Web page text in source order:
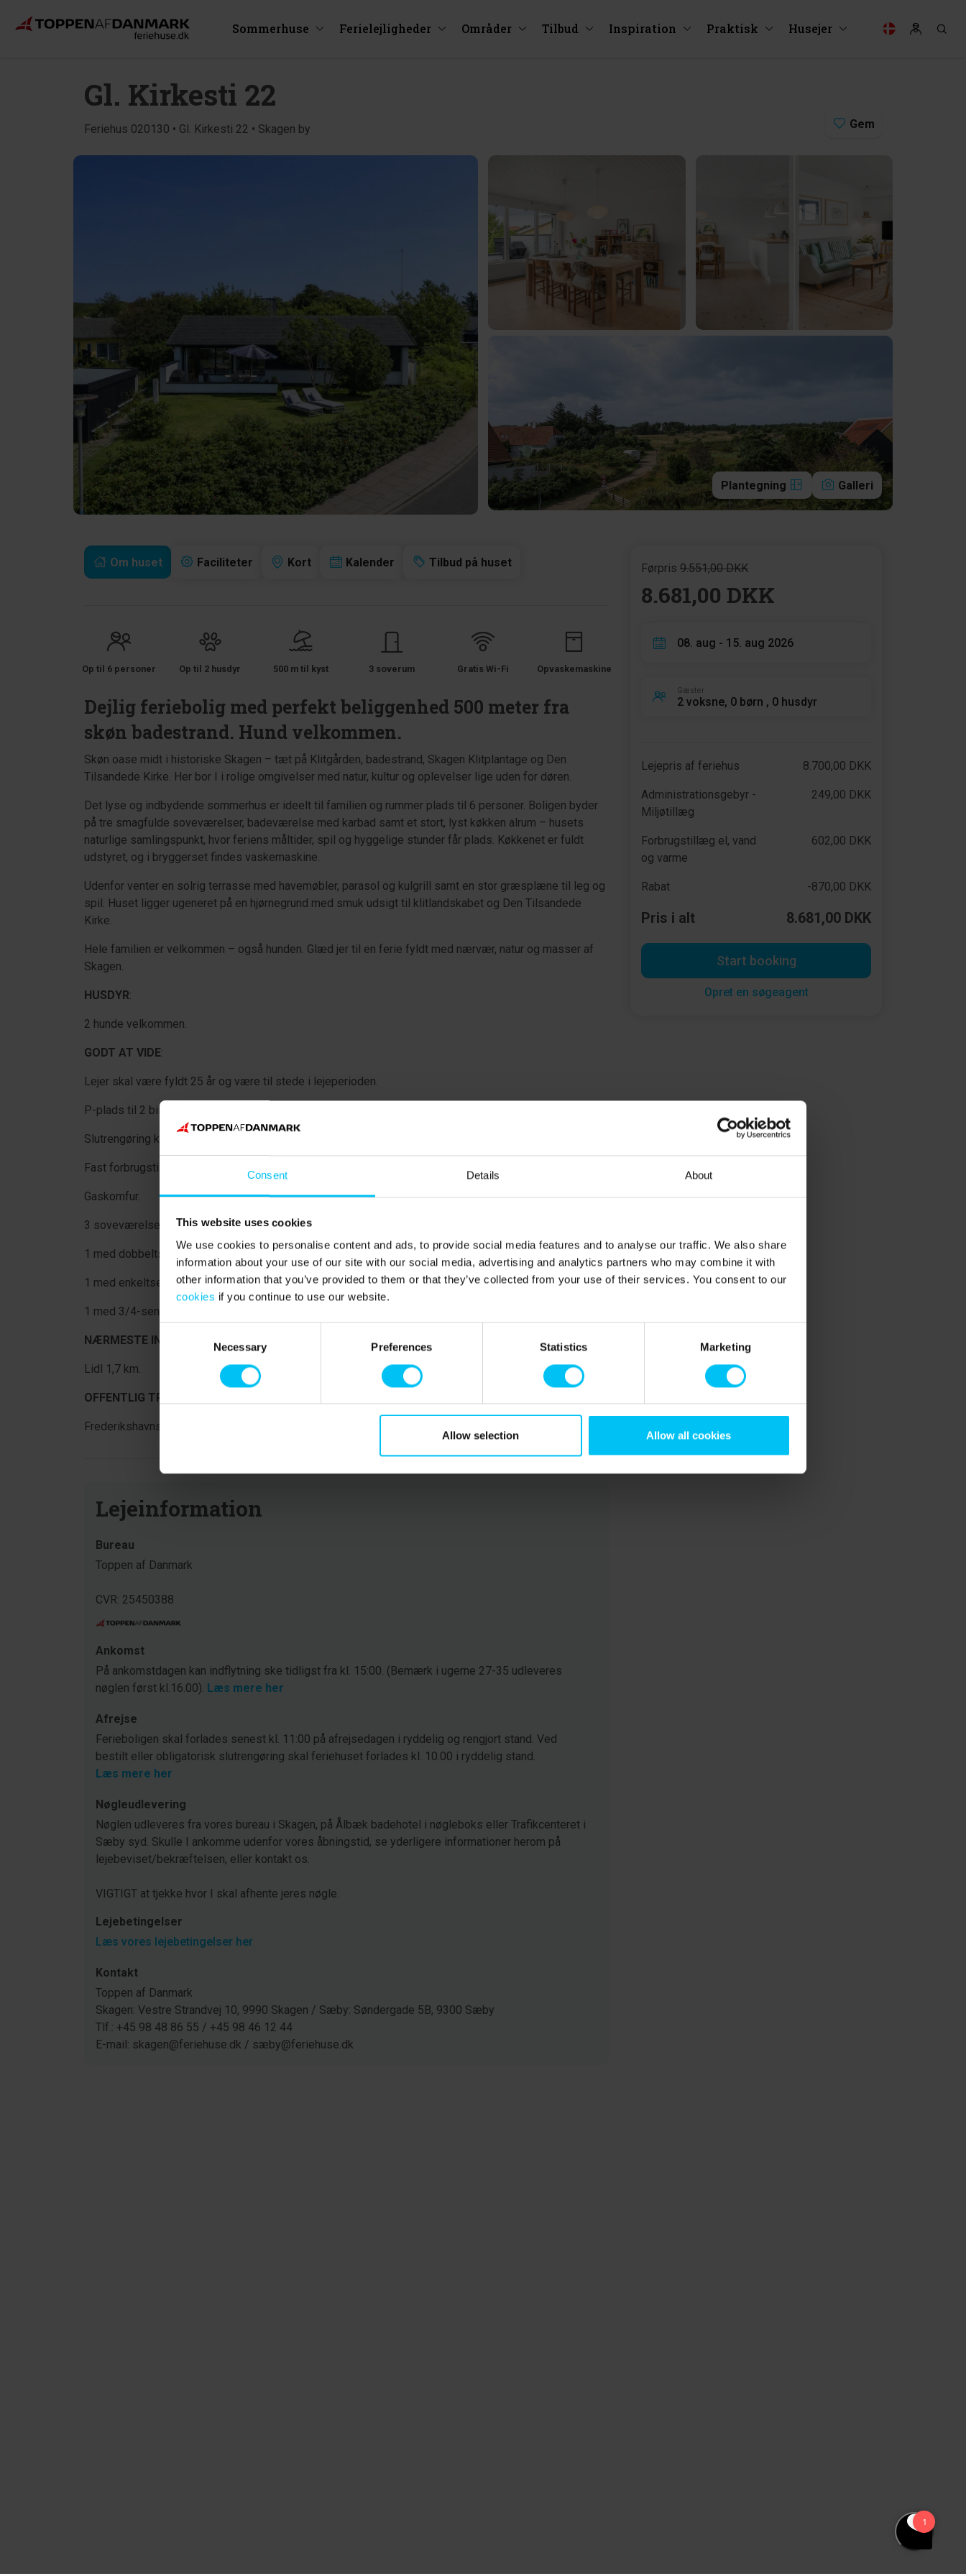
Consent Details About
This website uses cookies
We use cookies to personalise content and ads, to provide social media features and to analyse our traffic. We also share
information about your use of our site with our social media, advertising and analytics partners who may combine it with
other information that you’ve provided to them or that they’ve collected from your use of their services. You consent to our
cookies if you continue to use our website.
Selection
Necessary Preferences Statistics Marketing
Allow selection Allow all cookies
Sommerhuse Ferielejligheder Områder Tilbud Inspiration Praktisk Husejer
Gl. Kirkesti 22
Feriehus 020130 • Gl. Kirkesti 22 • Skagen by Gem
Plantegning Galleri
Om huset Faciliteter Kort Kalender Tilbud på huset
Op til 6 personer Op til 2 husdyr 500 m til kyst 3 soverum Gratis Wi-Fi Opvaskemaskine
Dejlig feriebolig med perfekt beliggenhed 500 meter fra
skøn badestrand. Hund velkommen.
Skøn oase midt i historiske Skagen – tæt på Klitgården, badestrand, Skagen Klitplantage og Den
Tilsandede Kirke. Her bor I i rolige omgivelser med natur, kultur og oplevelser lige uden for døren.
Det lyse og indbydende sommerhus er ideelt til familien og rummer plads til 6 personer. Boligen byder
på tre smagfulde soveværelser, badeværelse med karbad samt et stort, lyst køkken alrum – husets
naturlige samlingspunkt, hvor feriens måltider, spil og hyggelige stunder får plads. Køkkenet er fuldt
udstyret, og i bryggerset findes vaskemaskine.
Udenfor venter en solrig terrasse med havemøbler, parasol og kulgrill samt en stor græsplæne til leg og
spil. Huset ligger ugeneret på en hjørnegrund med smuk udsigt til klitlandskabet og Den Tilsandede
Kirke.
Hele familien er velkommen – også hunden. Glæd jer til en ferie fyldt med nærvær, natur og masser af
Skagen.
HUSDYR:
2 hunde velkommen.
GODT AT VIDE:
Lejer skal være fyldt 25 år og være til stede i lejeperioden.
P-plads til 2 biler i indkørslen.
Slutrengøring kan tilkøbes.
Fast forbrugstillæg for el, vand og varme.
Gaskomfur.
3 soveværelser:
1 med dobbeltseng (180 x 200 cm.)
1 med enkeltseng (120 x 200 cm.)
1 med 3/4-seng (155 X 200 cm.)
NÆRMESTE INDKØB
Lidl 1,7 km.
OFFENTLIG TRANSPORT
Frederikshavnsvej Station (trinbræt) 1200 meter.
Lejeinformation
Bureau
Toppen af Danmark
CVR: 25450388
Ankomst
På ankomstdagen kan indflytning ske tidligst fra kl. 15:00. (Bemærk i ugerne 27-35 udleveres
nøglen først kl.16.00). Læs mere her
Afrejse
Ferieboligen skal forlades senest kl. 11:00 på afrejsedagen i ryddelig og rengjort stand. Ved
bestilt eller obligatorisk slutrengøring skal feriehuset forlades kl. 10.00 i ryddelig stand.
Læs mere her
Nøgleudlevering
Nøglen udleveres fra vores bureau i Skagen, på Ålbæk badehotel i nøgleboks eller Trafikcenteret i
Sæby syd. Skulle I ankomme udenfor vores åbningstid, se yderligere informationer herom på
lejebeviset/bekræftelsen, eller kontakt os.
VIGTIGT at tjekke hvor I skal afhente jeres nøgle.
Lejebetingelser
Læs vores lejebetingelser her
Kontakt
Toppen af Danmark
Skagen: Vestre Strandvej 10, 9990 Skagen / Sæby: Søndergade 5B, 9300 Sæby
Tlf.: +45 98 48 86 55 / +45 98 46 12 44
E-mail: skagen@feriehuse.dk / sæby@feriehuse.dk
Førpris 9.551,00 DKK
8.681,00 DKK
08. aug - 15. aug 2026
Gæster
2 voksne, 0 børn , 0 husdyr
Lejepris af feriehus 8.700,00 DKK
Administrationsgebyr -
Miljøtillæg
249,00 DKK
Forbrugstillæg el, vand
og varme
602,00 DKK
Rabat -870,00 DKK
Pris i alt 8.681,00 DKK
Start booking
Opret en søgeagent